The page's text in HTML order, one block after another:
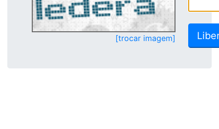
[trocar imagem]